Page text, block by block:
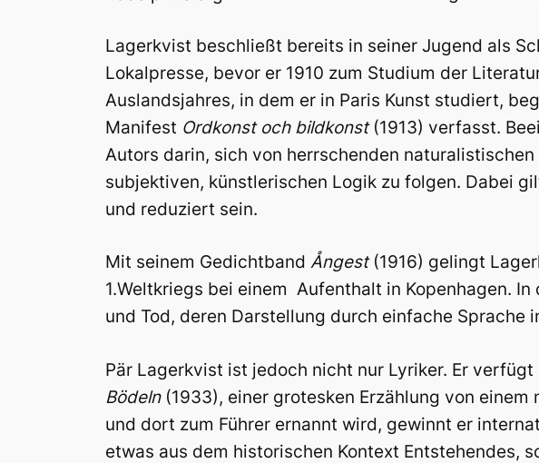
Lagerkvist beschließt bereits in seiner Jugend als
Lokalpresse, bevor er 1910 zum Studium der
Auslandsjahres, in dem er in Paris Kunst studiert,
Manifest Ordkonst och bildkonst(1913) verfasst.
Autors darin, sich von herrschenden
subjektiven, künstlerischen Logik zu folgen. Dabei
und reduziert sein.
Mit seinem Gedichtband Ångest(1916) gelingt
1.Weltkriegs bei einem Aufenthalt in Kopenhagen.
und Tod, deren Darstellung durch einfache Sprache
Pär Lagerkvist ist jedoch nicht nur Lyriker. Er
Bödeln (1933), einer grotesken Erzählung von
und dort zum Führer ernannt wird, gewinnt er
etwas aus dem historischen Kontext Entstehendes,